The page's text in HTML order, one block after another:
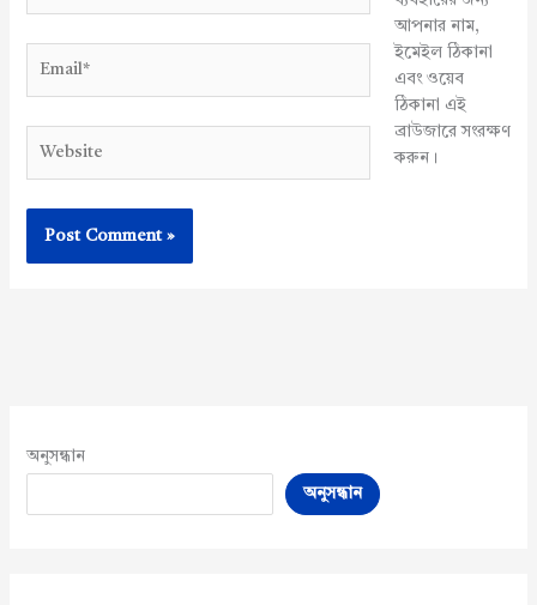
আপনার নাম,
ইমেইল ঠিকানা
এবং ওয়েব
ঠিকানা এই
ব্রাউজারে সংরক্ষণ
করুন।
অনুসন্ধান
অনুসন্ধান